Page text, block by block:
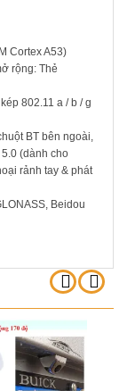
Cortex A53)
rộng: Thẻ
802.11 a / b / g
BT bên ngoài,
(dành cho
rảnh tay & phát
Beidou